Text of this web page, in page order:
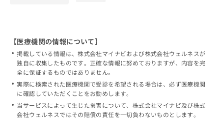
【医療機関の情報について】
掲載している情報は、株式会社マイナビおよび株式会社ウェルネスが
独自に収集したものです。正確な情報に努めておりますが、内容を完
全に保証するものではありません。
実際に検索された医療機関で受診を希望される場合は、必ず医療機関
に確認していただくことをお勧めします。
当サービスによって生じた損害について、株式会社マイナビ及び株式
会社ウェルネスではその賠償の責任を一切負わないものとします。